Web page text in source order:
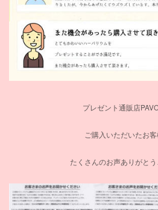
プレゼント通販店
ご購入いただいたお
たくさんのお声ありがとう